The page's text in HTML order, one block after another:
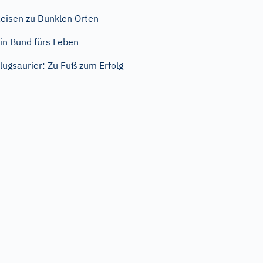
zu Dunklen Orten
Bund fürs Leben
Zu Fuß zum Erfolg